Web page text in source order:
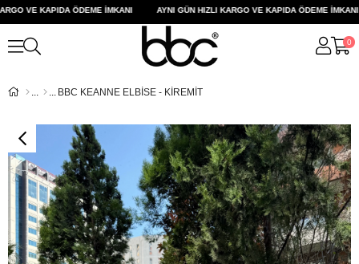
VE KAPIDA ÖDEME İMKANI AYNI GÜN HIZLI KARGO VE KAPIDA ÖDEME İMKANI
0
BBC KEANNE ELBİSE - KİREMİT